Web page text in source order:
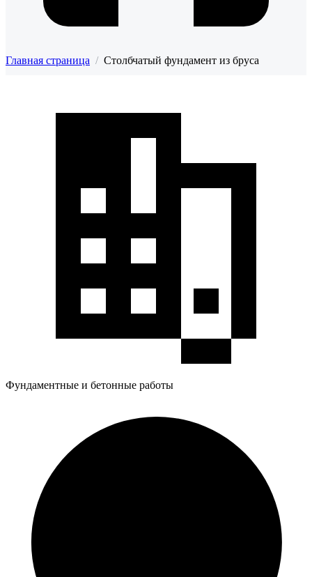
Главная страница / Столбчатый фундамент из бруса
Фундаментные и бетонные работы